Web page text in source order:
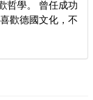
哲學。 曾任成功
歡德國文化，不